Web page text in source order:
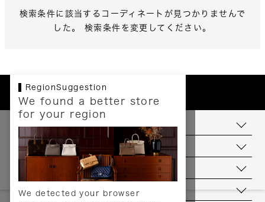
検索条件に該当するコーディネートが見つかりませんで
した。 検索条件を変更してください。
RegionSuggestion
We found a better store
for your region
We detected your browser
お支払いについて
配送について
送料について
返品について